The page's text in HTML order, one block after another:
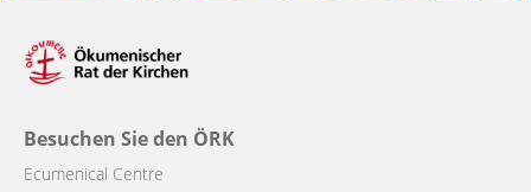
Besuchen Sie den ÖRK
Ecumenical Centre